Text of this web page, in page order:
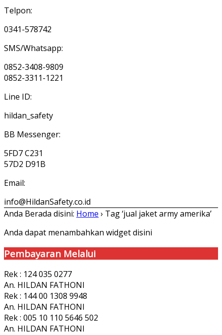
Telpon:
0341-578742
SMS/Whatsapp:
0852-3408-9809
0852-3311-1221
Line ID:
hildan_safety
BB Messenger:
5FD7 C231
57D2 D91B
Email:
info@HildanSafety.co.id
Anda Berada disini: Home › Tag ‘jual jaket army amerika’
Anda dapat menambahkan widget disini
Pembayaran Melalui
Rek : 124 035 0277
An. HILDAN FATHONI
Rek : 144 00 1308 9948
An. HILDAN FATHONI
Rek : 005 10 110 5646 502
An. HILDAN FATHONI